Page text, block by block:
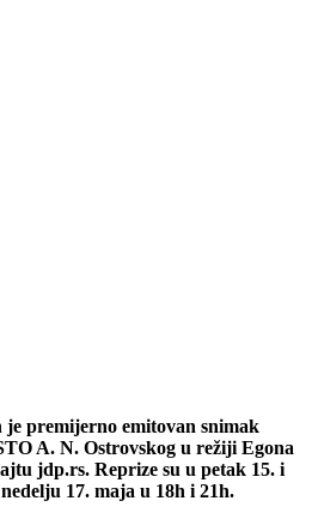
premijerno emitovan snimak
A. N. Ostrovskog u režiji Egona
jdp.rs. Reprize su u petak 15. i
17. maja u 18h i 21h.